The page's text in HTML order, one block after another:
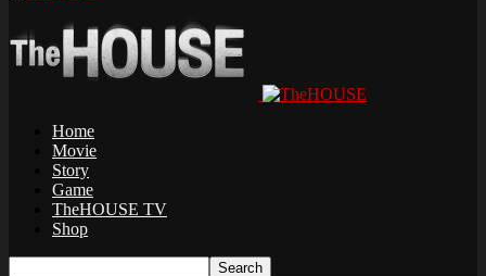
Home
Movie
Story
Game
TheHOUSE TV
Shop